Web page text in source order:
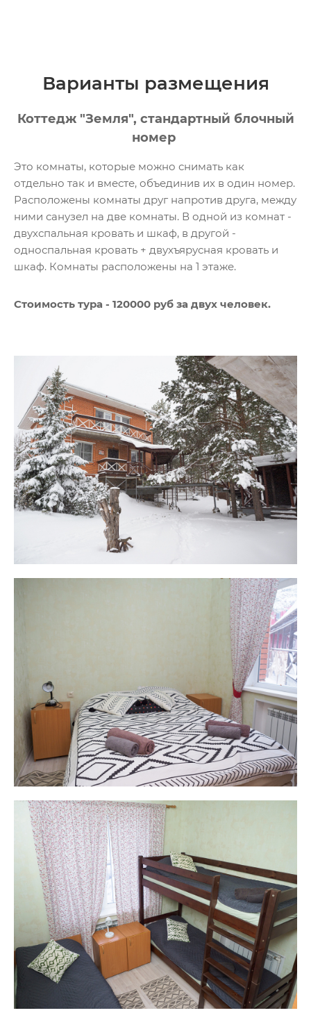
Варианты размещения
Коттедж "Земля", стандартный блочный
номер
Это комнаты, которые можно снимать как
отдельно так и вместе, объединив их в один номер.
Расположены комнаты друг напротив друга, между
ними санузел на две комнаты. В одной из комнат -
двухспальная кровать и шкаф, в другой -
односпальная кровать + двухъярусная кровать и
шкаф. Комнаты расположены на 1 этаже.
Стоимость тура - 120000 руб за двух человек.